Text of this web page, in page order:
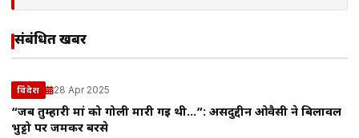
संबंधित खबरें
विदेश 28 Apr 2025
“जब तुम्हारी मां को गोली मारी गई थी…”: असदुद्दीन ओवैसी ने बिलावल
भुट्टो पर जमकर बरसे